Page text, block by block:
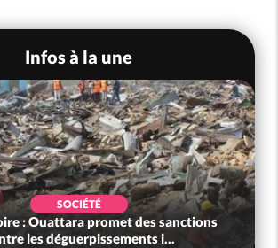
Infos à la une
SOCIÉTÉ
: Ouattara promet des sanctions
les déguerpissements i...